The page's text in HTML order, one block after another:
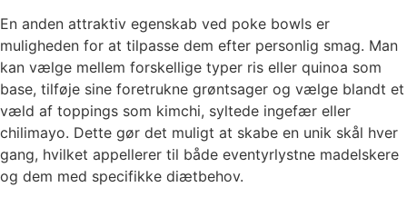
En anden attraktiv egenskab ved poke bowls er
muligheden for at tilpasse dem efter personlig smag. Man
kan vælge mellem forskellige typer ris eller quinoa som
base, tilføje sine foretrukne grøntsager og vælge blandt et
væld af toppings som kimchi, syltede ingefær eller
chilimayo. Dette gør det muligt at skabe en unik skål hver
gang, hvilket appellerer til både eventyrlystne madelskere
og dem med specifikke diætbehov.